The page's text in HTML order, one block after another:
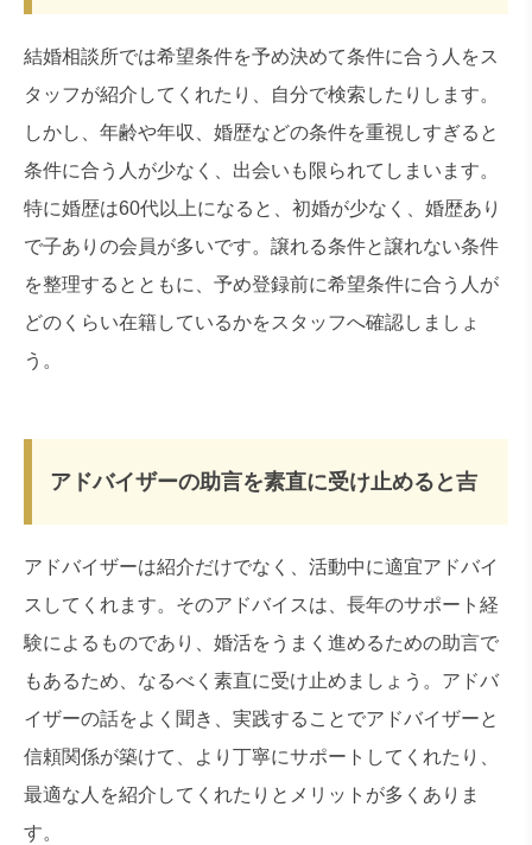
結婚相談所では希望条件を予め決めて条件に合う人をス
タッフが紹介してくれたり、自分で検索したりします。
しかし、年齢や年収、婚歴などの条件を重視しすぎると
条件に合う人が少なく、出会いも限られてしまいます。
特に婚歴は60代以上になると、初婚が少なく、婚歴あり
で子ありの会員が多いです。譲れる条件と譲れない条件
を整理するとともに、予め登録前に希望条件に合う人が
どのくらい在籍しているかをスタッフへ確認しましょ
う。
アドバイザーの助言を素直に受け止めると吉
アドバイザーは紹介だけでなく、活動中に適宜アドバイ
スしてくれます。そのアドバイスは、長年のサポート経
験によるものであり、婚活をうまく進めるための助言で
もあるため、なるべく素直に受け止めましょう。アドバ
イザーの話をよく聞き、実践することでアドバイザーと
信頼関係が築けて、より丁寧にサポートしてくれたり、
最適な人を紹介してくれたりとメリットが多くありま
す。